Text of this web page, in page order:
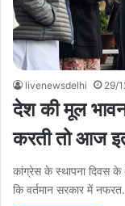
livenewsdelhi 29/
देश की मूल
करती तो आज
कांग्रेस के स्थापना दिवस
कि वर्तमान सरकार में